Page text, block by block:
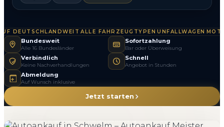
DEUTSCHLANDWEIT ALLE FAHRZEUGTYPEN·UNFALLWAGEN·
Bundesweit
Alle 16 Bundesländer
Sofortzahlung
Bar oder Überweisung
Verbindlich
Keine Nachverhandlungen
Schnell
Angebot in Stunden
Abmeldung
Auf Wunsch inklusive
Jetzt starten